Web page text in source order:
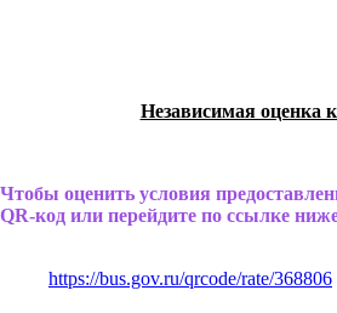
Независимая оценка
Чтобы оценить условия
QR-код или перейдите по ссылке
https://bus.gov.ru/qrcode/rate/368806